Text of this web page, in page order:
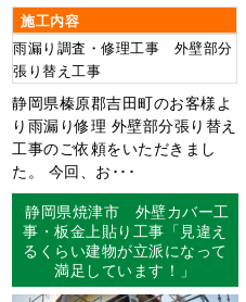
施工内容
雨漏り調査・修理工事 外壁部分
張り替え工事
静岡県榛原郡吉田町のお客様よ
り雨漏り修理 外壁部分張り替え
工事のご依頼をいただきまし
た。 今回、お･･･
静岡県焼津市 外壁カバー工
事・板金上貼り工事「見違え
るくらい建物が立派になって
満足しています！」